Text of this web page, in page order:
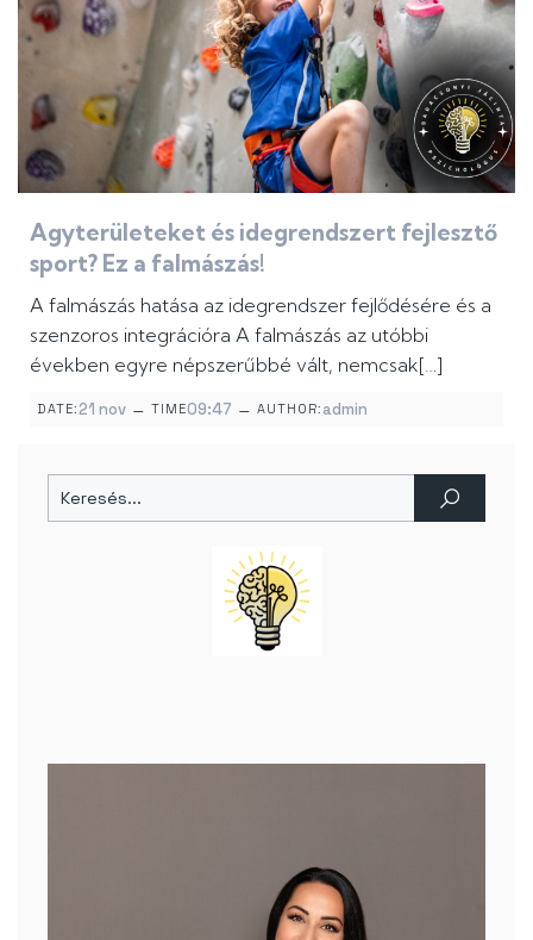
Agyterületeket és idegrendszert fejlesztő
sport? Ez a falmászás!
A falmászás hatása az idegrendszer fejlődésére és a
szenzoros integrációra A falmászás az utóbbi
években egyre népszerűbbé vált, nemcsak[…]
DATE:21 nov – TIME09:47 – AUTHOR: admin